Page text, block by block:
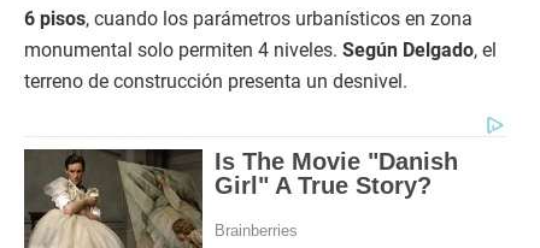
6 pisos, cuando los parámetros urbanísticos en zona
monumental solo permiten 4 niveles. Según Delgado, el
terreno de construcción presenta un desnivel.